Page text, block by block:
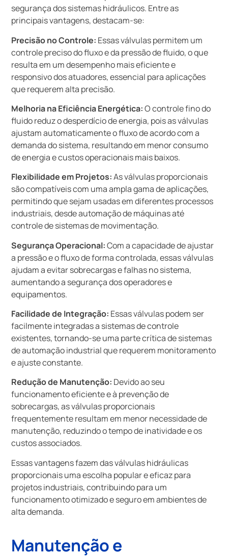
segurança dos sistemas hidráulicos. Entre as
principais vantagens, destacam-se:
Precisão no Controle: Essas válvulas permitem um
controle preciso do fluxo e da pressão de fluido, o que
resulta em um desempenho mais eficiente e
responsivo dos atuadores, essencial para aplicações
que requerem alta precisão.
Melhoria na Eficiência Energética:O controle fino do
fluido reduz o desperdício de energia, pois as válvulas
ajustam automaticamente o fluxo de acordo com a
demanda do sistema, resultando em menor consumo
de energia e custos operacionais mais baixos.
Flexibilidade em Projetos:As válvulas proporcionais
são compatíveis com uma ampla gama de aplicações,
permitindo que sejam usadas em diferentes processos
industriais, desde automação de máquinas até
controle de sistemas de movimentação.
Segurança Operacional:Com a capacidade de ajustar
a pressão e o fluxo de forma controlada, essas válvulas
ajudam a evitar sobrecargas e falhas no sistema,
aumentando a segurança dos operadores e
equipamentos.
Facilidade de Integração: Essas válvulas podem ser
facilmente integradas a sistemas de controle
existentes, tornando-se uma parte crítica de sistemas
de automação industrial que requerem monitoramento
e ajuste constante.
Redução de Manutenção: Devido ao seu
funcionamento eficiente e à prevenção de
sobrecargas, as válvulas proporcionais
frequentemente resultam em menor necessidade de
manutenção, reduzindo o tempo de inatividade e os
custos associados.
Essas vantagens fazem das válvulas hidráulicas
proporcionais uma escolha popular e eficaz para
projetos industriais, contribuindo para um
funcionamento otimizado e seguro em ambientes de
alta demanda.
Manutenção e